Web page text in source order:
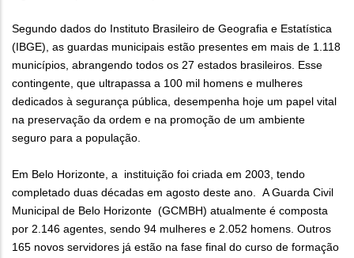
Segundo dados do Instituto Brasileiro de Geografia e Estatística
(IBGE), as guardas municipais estão presentes em mais de 1.118
municípios, abrangendo todos os 27 estados brasileiros. Esse
contingente, que ultrapassa a 100 mil homens e mulheres
dedicados à segurança pública, desempenha hoje um papel vital
na preservação da ordem e na promoção de um ambiente
seguro para a população.
Em Belo Horizonte, a instituição foi criada em 2003, tendo
completado duas décadas em agosto deste ano. A Guarda Civil
Municipal de Belo Horizonte (GCMBH) atualmente é composta
por 2.146 agentes, sendo 94 mulheres e 2.052 homens. Outros
165 novos servidores já estão na fase final do curso de formação